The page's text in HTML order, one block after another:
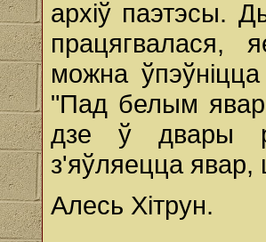
архіў паэтэсы.
можна
"Пад белым
дзе ў двары
з'яўляецца явар,
Алесь Хітрун.